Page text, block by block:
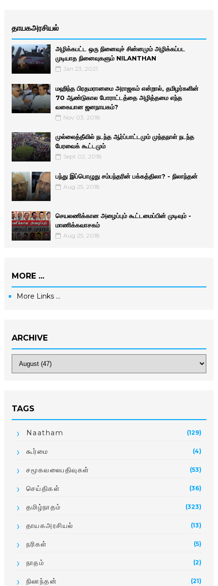
தாயகஅரசியல்
அழிக்கபட்ட ஒரு நினைவுச் சின்னமும் அழிக்கப்பட
முடியாத நினைவுகளும் NILANTHAN
Jan 23, 2021
மஹிந்த பிரதமரானமை அராஜகம் என்றால், தமிழர்களின்
70 ஆண்டுகால போராட்டத்தை அழித்தமை எந்த
வகையான ஜனநாயகம்?
Nov 03, 2018
முல்லைத்தீவில் நடந்த ஆர்ப்பாட்டமும் முந்தநாள் நடந்த
பேரவைக் கூட்டமும்
Sept 02, 2018
பந்து இப்பொழுது சம்பந்தரின் பக்கத்திலா? - நிலாந்தன்
Aug 25, 2018
செயலணிக்கான அழைப்பும் கூட்டமைப்பின் முடிவும் -
மாணிக்­க­வா­சகம்
Aug 25, 2018
MORE ...
More Links ...
ARCHIVE
TAGS
Naatham (129)
கூர்மை (4)
சமூகவலைபதிவுகள் (53)
செய்திகள் (36)
தமிழ்நாதம் (323)
தாயகஅரசியல் (13)
நரிகள் (5)
நாதம் (2)
நிலாந்தன் (21)